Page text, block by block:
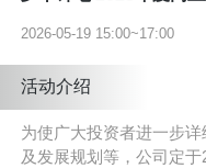
2026-05-19 15:00~17:00
活动介绍
为使广大投资者进一步
及发展规划等，公司定